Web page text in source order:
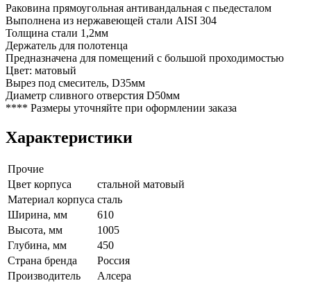
Раковина прямоугольная антивандальная с пьедесталом
Выполнена из нержавеющей стали AISI 304
Толщина стали 1,2мм
Держатель для полотенца
Предназначена для помещений с большой проходимостью
Цвет: матовый
Вырез под смеситель, D35мм
Диаметр сливного отверстия D50мм
**** Размеры уточняйте при оформлении заказа
Характеристики
Прочие
Цвет корпуса
стальной матовый
Материал корпуса сталь
Ширина, мм
610
Высота, мм
1005
Глубина, мм
450
Страна бренда
Россия
Производитель
Алсера